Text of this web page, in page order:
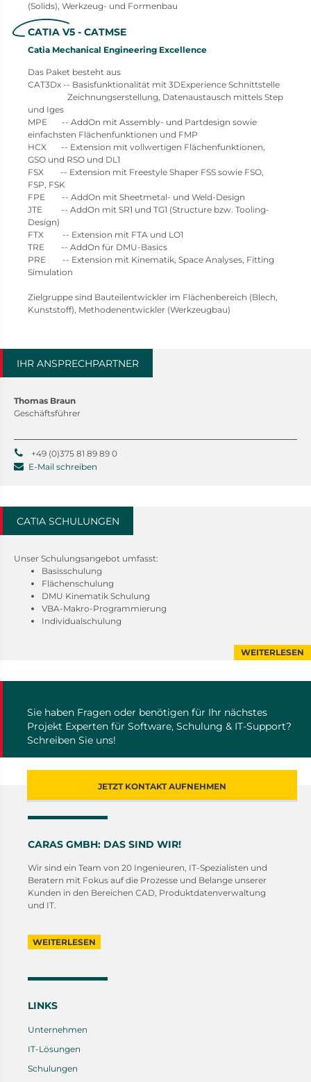
(Solids), Werkzeug- und Formenbau
CATIA V5 - CATMSE
Catia Mechanical Engineering Excellence
Das Paket besteht aus
CAT3Dx -- Basisfunktionalität mit 3DExperience Schnittstelle
Zeichnungserstellung, Datenaustausch mittels Step
und Iges
MPE -- AddOn mit Assembly- und Partdesign sowie
einfachsten Flächenfunktionen und FMP
HCX -- Extension mit vollwertigen Flächenfunktionen,
GSO und RSO und DL1
FSX -- Extension mit Freestyle Shaper FSS sowie FSO,
FSP, FSK
FPE -- AddOn mit Sheetmetal- und Weld-Design
JTE -- AddOn mit SR1 und TG1 (Structure bzw. Tooling-
Design)
FTX -- Extension mit FTA und LO1
TRE -- AddOn für DMU-Basics
PRE -- Extension mit Kinematik, Space Analyses, Fitting
Simulation
Zielgruppe sind Bauteilentwickler im Flächenbereich (Blech,
Kunststoff), Methodenentwickler (Werkzeugbau)
IHR ANSPRECHPARTNER
Thomas Braun
Geschäftsführer
+49 (0)375 81 89 89 0
E-Mail schreiben
CATIA SCHULUNGEN
Unser Schulungsangebot umfasst:
Basisschulung
Flächenschulung
DMU Kinematik Schulung
VBA-Makro-Programmierung
Individualschulung
WEITERLESEN
Sie haben Fragen oder benötigen für Ihr nächstes
Projekt Experten für Software, Schulung & IT-Support?
Schreiben Sie uns!
JETZT KONTAKT AUFNEHMEN
CARAS GMBH: DAS SIND WIR!
Wir sind ein Team von 20 Ingenieuren, IT-Spezialisten und
Beratern mit Fokus auf die Prozesse und Belange unserer
Kunden in den Bereichen CAD, Produktdatenverwaltung
und IT.
WEITERLESEN
LINKS
Unternehmen
IT-Lösungen
Schulungen